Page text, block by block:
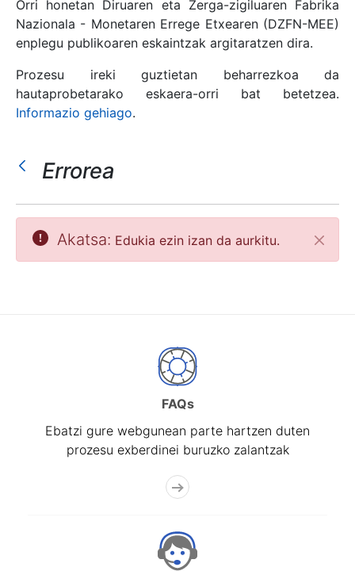
Erakutsi/Ezkutatu
Orri honetan Diruaren eta Zerga-zigiluaren Fabrika
Nazionala - Monetaren Errege Etxearen (DZFN-MEE)
enplegu publikoaren eskaintzak argitaratzen dira.
Prozesu ireki guztietan beharrezkoa da
hautaprobetarako eskaera-orri bat betetzea.
Informazio gehiago.
Errorea
Itxi
Akatsa: Edukia ezin izan da aurkitu.
FAQs
Ebatzi gure webgunean parte hartzen duten
prozesu exberdinei buruzko zalantzak